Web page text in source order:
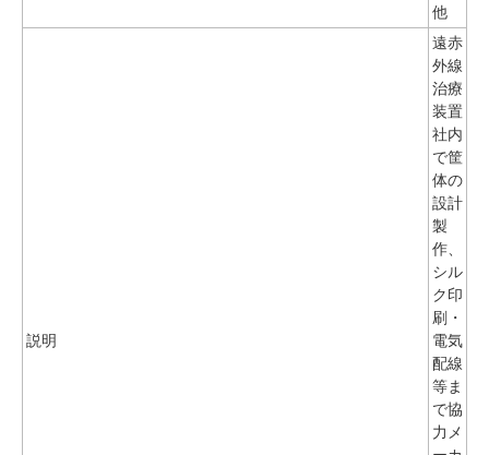
他
説明
遠赤
外線
治療
装置
社内
で筐
体の
設計
製
作、
シル
ク印
刷・
電気
配線
等ま
で協
力メ